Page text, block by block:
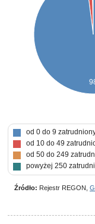
od 0 do 9
od 10 do 49
od 50 do 249
powyżej 250
Źródło: Rejestr REGON,